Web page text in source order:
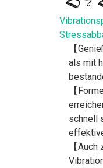
【
als mit
【
schnell
【